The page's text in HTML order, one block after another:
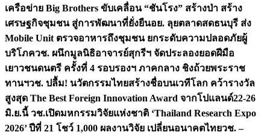
เครือข่าย Big Brothers ขับเคลื่อน “ชันโรง” สร้างป่า สร้าง
เศรษฐกิจชุมชน สู่การพัฒนาที่ยั่งยืนอย. ลุยตลาดสดธนบุรี ส่ง
Mobile Unit ตรวจอาหารถึงชุมชน ยกระดับความปลอดภัยผู้
บริโภควช. ผนึกมูลนิธิอาจารย์สุกรีฯ จัดประลองยอดฝีมือ
เยาวชนดนตรี ครั้งที่ 4 รอบรองฯ ภาคกลาง ชิงถ้วยพระราช
ทานฯวช. ปลื้ม! นวัตกรรมไทยสร้างชื่อบนเวทีโลก คว้ารางวัล
สูงสุด The Best Foreign Innovation Award จากโปแลนด์22-26
มิ.ย.นี้ วช.เปิดมหกรรมวิจัยแห่งชาติ ‘Thailand Research Expo
2026’ ปีที่ 21 โชว์ 1,000 ผลงานวิจัย เปลี่ยนอนาคตไทยวช. –